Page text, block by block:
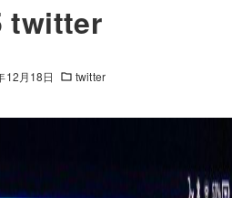
twitter
12月18日 twitter